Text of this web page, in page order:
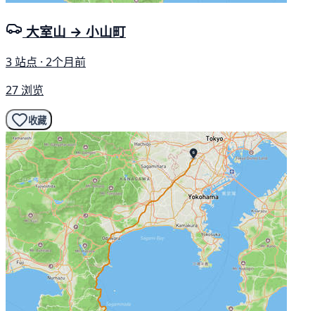
大室山 → 小山町
3 站点 · 2个月前
27 浏览
收藏